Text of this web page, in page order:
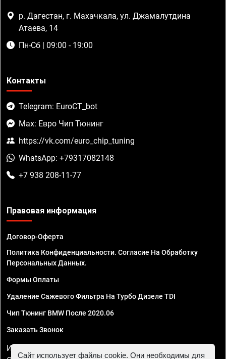
р. Дагестан, г. Махачкала, ул. Джамалутдина
Атаева, 14
Пн-Сб | 09:00 - 19:00
Контакты
Telegram: EuroCT_bot
Max: Евро Чип Тюнинг
https://vk.com/euro_chip_tuning
WhatsApp: +79317082148
+7 938 208-11-77
Правовая информация
Договор-Оферта
Политика Конфиденциальности. Согласие На Обработку
Персональных Данных.
Формы Оплаты
Удаление Сажевого Фильтра На Турбо Дизеле TDI
Чип Тюнинг BMW После 2020.06
Заказать Звонок
ИП Смирнов Георгий Павлович. ИНН 781302555843,
Сайт использует файлы cookie. Они необходимы для